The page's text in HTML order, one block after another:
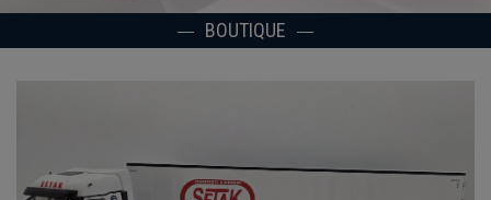
Menu
BOUTIQUE